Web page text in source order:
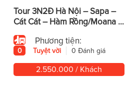
Tour 3N2Đ Hà Nội – Sapa –
Cát Cát – Hàm Rồng/Moana –
Fansipan
Phương tiện:
0 Tuyệt vời 0 Đánh giá
2.550.000 / Khách